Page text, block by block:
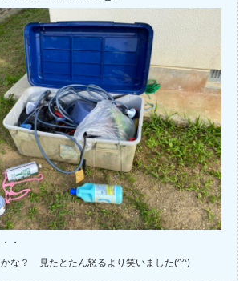
・
かな？ 見たとたん怒るより笑いました(^^)